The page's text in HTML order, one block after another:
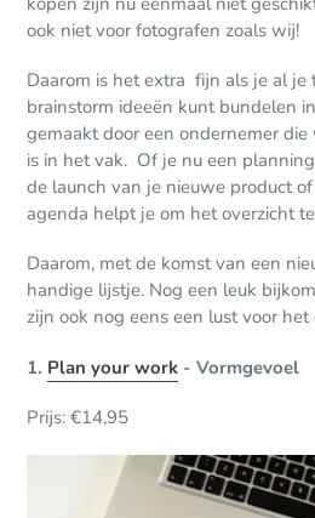
ook niet voor fotografen zoals wij!
Daarom is het extra fijn als je al je
brainstorm ideeën kunt bundelen
gemaakt door een ondernemer
is in het vak. Of je nu een
de launch van je nieuwe product
agenda helpt je om het overzicht
Daarom, met de komst van een
handige lijstje. Nog een leuk
zijn ook nog eens een lust voor het
1. Plan your work - Vormgevoel
Prijs: €14,95